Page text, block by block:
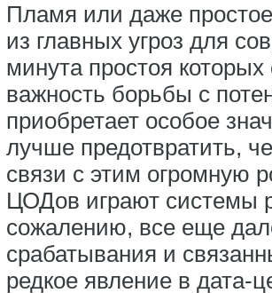
Пламя или даже
из главных угроз для
минута простоя
важность борьбы с
приобретает особое
лучше предотвратить,
связи с этим огромную
ЦОДов играют системы
сожалению, все еще
срабатывания и
редкое явление в дата-